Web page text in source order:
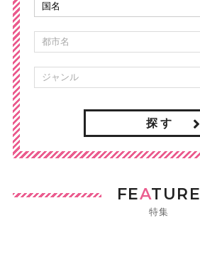
探 す
FEATURE
特集